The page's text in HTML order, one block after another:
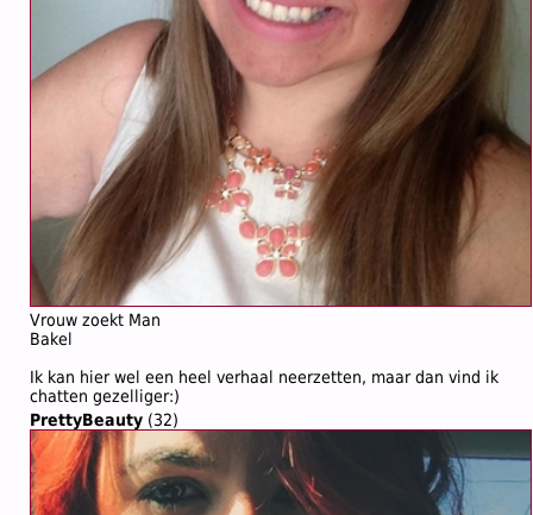
Vrouw zoekt Man
Bakel
Ik kan hier wel een heel verhaal neerzetten, maar dan vind ik
chatten gezelliger:)
PrettyBeauty (32)